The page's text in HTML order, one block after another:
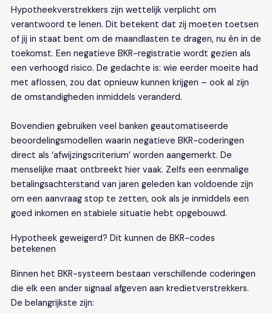
Hypotheekverstrekkers zijn wettelijk verplicht om
verantwoord te lenen. Dit betekent dat zij moeten toetsen
of jij in staat bent om de maandlasten te dragen, nu én in de
toekomst. Een negatieve BKR-registratie wordt gezien als
een verhoogd risico. De gedachte is: wie eerder moeite had
met aflossen, zou dat opnieuw kunnen krijgen – ook al zijn
de omstandigheden inmiddels veranderd.
Bovendien gebruiken veel banken geautomatiseerde
beoordelingsmodellen waarin negatieve BKR-coderingen
direct als ‘afwijzingscriterium’ worden aangemerkt. De
menselijke maat ontbreekt hier vaak. Zelfs een eenmalige
betalingsachterstand van jaren geleden kan voldoende zijn
om een aanvraag stop te zetten, ook als je inmiddels een
goed inkomen en stabiele situatie hebt opgebouwd.
Hypotheek geweigerd? Dit kunnen de BKR-codes
betekenen
Binnen het BKR-systeem bestaan verschillende coderingen
die elk een ander signaal afgeven aan kredietverstrekkers.
De belangrijkste zijn: